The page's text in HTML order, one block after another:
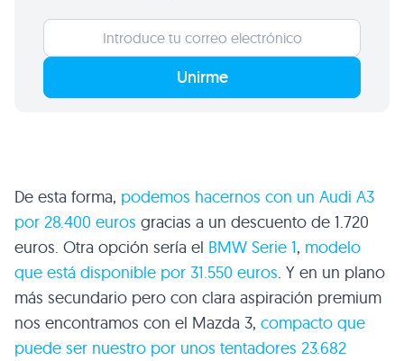
Unirme
De esta forma, podemos hacernos con un Audi A3
por 28.400 euros gracias a un descuento de 1.720
euros. Otra opción sería el BMW Serie 1, modelo
que está disponible por 31.550 euros. Y en un plano
más secundario pero con clara aspiración premium
nos encontramos con el Mazda 3, compacto que
puede ser nuestro por unos tentadores 23.682